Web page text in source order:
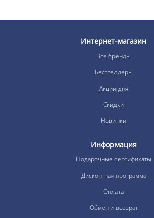
Интернет-магазин
Все бренды
Бестселлеры
Акции дня
Скидки
Новинки
Информация
Подарочные сертификаты
Дисконтная программа
Оплата
Обмен и возврат